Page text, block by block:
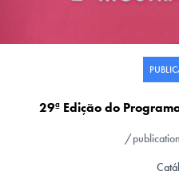
29ª Edição do
/